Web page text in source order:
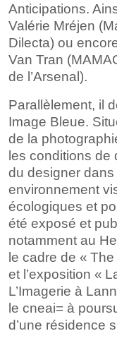
Anticipations.
Valérie Mréjen
Dilecta) ou
Van Tran
de l’Arsenal).
Parallèlement, il
Image Bleue.
de la
les conditions de
du designer dans
environnement
écologiques et
été exposé et
notamment au
le cadre de «
et l’exposition «
L’Imagerie à
le cneai= à
d’une résidence